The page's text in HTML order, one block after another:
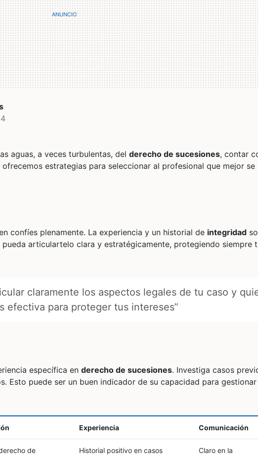
aguas, a veces turbulentas, del derecho de sucesiones, contar
estrategias para seleccionar al profesional que mejor se
confíes plenamente. La experiencia y un historial de integridad
articulartelo clara y estratégicamente, protegiendo siempre
claramente los aspectos legales de tu caso y
efectiva para proteger tus intereses”
específica en derecho de sucesiones. Investiga casos
Esto puede ser un buen indicador de su capacidad para
Experiencia Comunicación
de
Historial positivo en casos
Claro en la